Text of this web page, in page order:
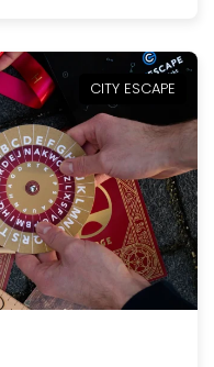
CITY ESCAPE